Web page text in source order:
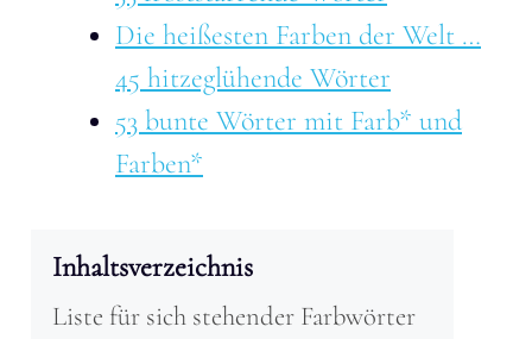
Die heißesten Farben der Welt …
45 hitzeglühende Wörter
53 bunte Wörter mit Farb* und
Farben*
Inhaltsverzeichnis
Liste für sich stehender Farbwörter